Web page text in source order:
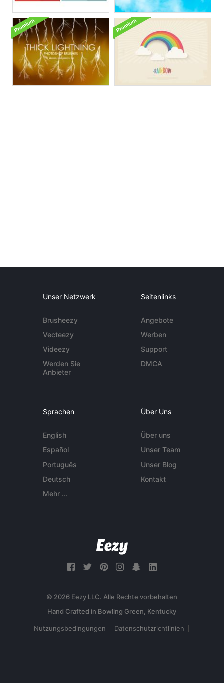
Unser Netzwerk
Brusheezy
Vecteezy
Videezy
Werden Sie
Anbieter
Seitenlinks
Angebote
Werben
Support
DMCA
Sprachen
English
Español
Português
Deutsch
Mehr ...
Über Uns
Über uns
Unser Team
Unser Blog
Kontakt
© 2026 Eezy LLC. Alle Rechte vorbehalten
Nutzungsbedingungen Datenschutzrichtlinien